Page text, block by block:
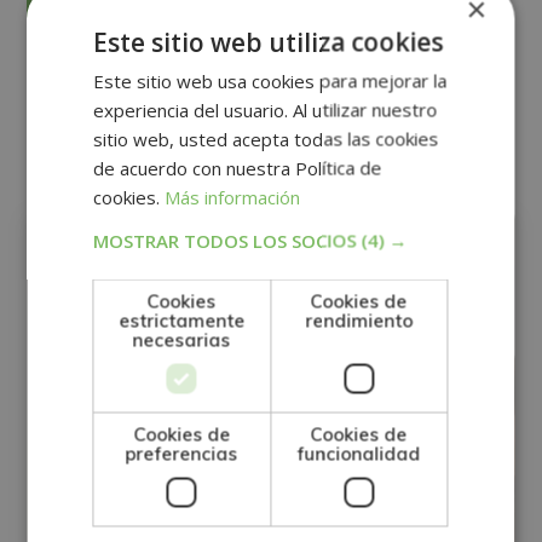
Para más información consulte nuestra Política de Privacidad.
Desea recibir información comercial (vía telefónica y/o email):
Alternative:
Otras titulaciones
INFORMÁTICA MARKETING
×
Este sitio web utiliza cookies
Este sitio web usa cookies para mejorar la
experiencia del usuario. Al utilizar nuestro
sitio web, usted acepta todas las cookies
de acuerdo con nuestra Política de
cookies. Más información
MOSTRAR TODOS LOS SOCIOS (4) →
Cookies
estrictamente
necesarias
Cookies de
rendimiento
Cookies de
preferencias
Cookies de
funcionalidad